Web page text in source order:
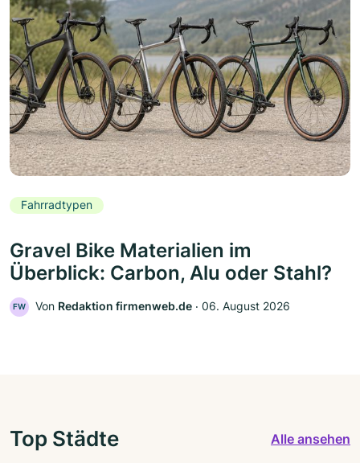
Fahrradtypen
Gravel Bike Materialien im
Überblick: Carbon, Alu oder Stahl?
FW Von Redaktion firmenweb.de ‧ 06. August 2026
Top Städte Alle ansehen